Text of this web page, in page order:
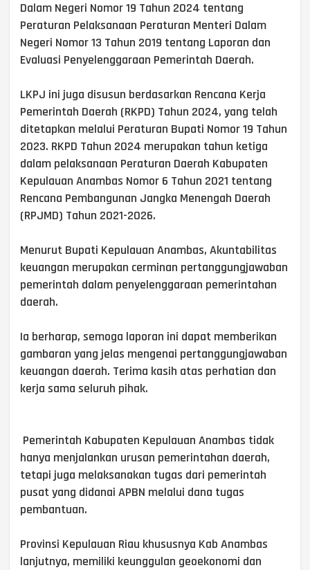
Dalam Negeri Nomor 19 Tahun 2024 tentang
Peraturan Pelaksanaan Peraturan Menteri Dalam
Negeri Nomor 13 Tahun 2019 tentang Laporan dan
Evaluasi Penyelenggaraan Pemerintah Daerah.
LKPJ ini juga disusun berdasarkan Rencana Kerja
Pemerintah Daerah (RKPD) Tahun 2024, yang telah
ditetapkan melalui Peraturan Bupati Nomor 19 Tahun
2023. RKPD Tahun 2024 merupakan tahun ketiga
dalam pelaksanaan Peraturan Daerah Kabupaten
Kepulauan Anambas Nomor 6 Tahun 2021 tentang
Rencana Pembangunan Jangka Menengah Daerah
(RPJMD) Tahun 2021-2026.
Menurut Bupati Kepulauan Anambas, Akuntabilitas
keuangan merupakan cerminan pertanggungjawaban
pemerintah dalam penyelenggaraan pemerintahan
daerah.
Ia berharap, semoga laporan ini dapat memberikan
gambaran yang jelas mengenai pertanggungjawaban
keuangan daerah. Terima kasih atas perhatian dan
kerja sama seluruh pihak.
Pemerintah Kabupaten Kepulauan Anambas tidak
hanya menjalankan urusan pemerintahan daerah,
tetapi juga melaksanakan tugas dari pemerintah
pusat yang didanai APBN melalui dana tugas
pembantuan.
Provinsi Kepulauan Riau khususnya Kab Anambas
lanjutnya, memiliki keunggulan geoekonomi dan